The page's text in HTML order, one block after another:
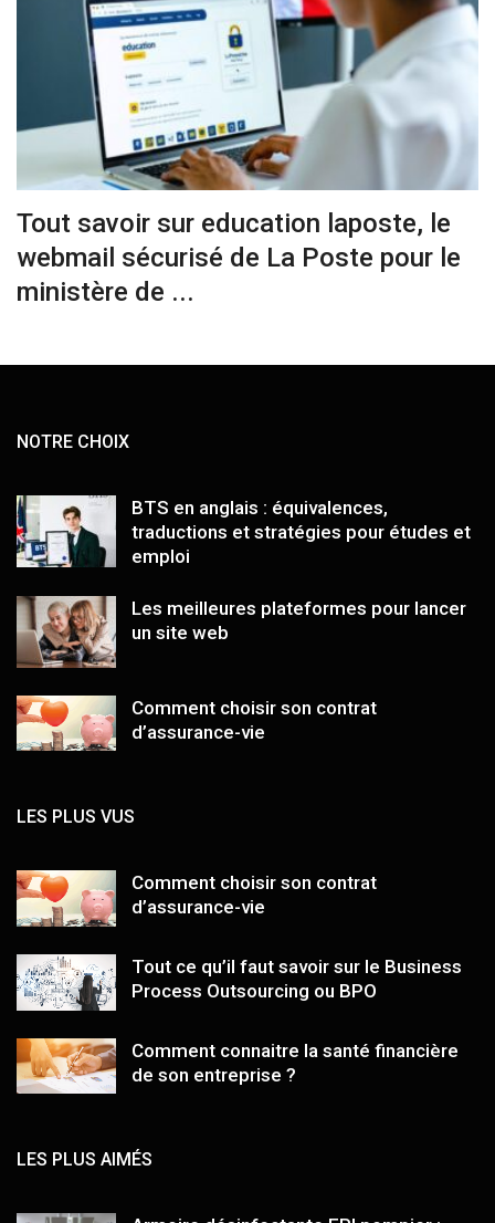
Tout savoir sur education laposte, le
webmail sécurisé de La Poste pour le
ministère de ...
NOTRE CHOIX
BTS en anglais : équivalences,
traductions et stratégies pour études et
emploi
Les meilleures plateformes pour lancer
un site web
Comment choisir son contrat
d’assurance-vie
LES PLUS VUS
Comment choisir son contrat
d’assurance-vie
Tout ce qu’il faut savoir sur le Business
Process Outsourcing ou BPO
Comment connaitre la santé financière
de son entreprise ?
LES PLUS AIMÉS